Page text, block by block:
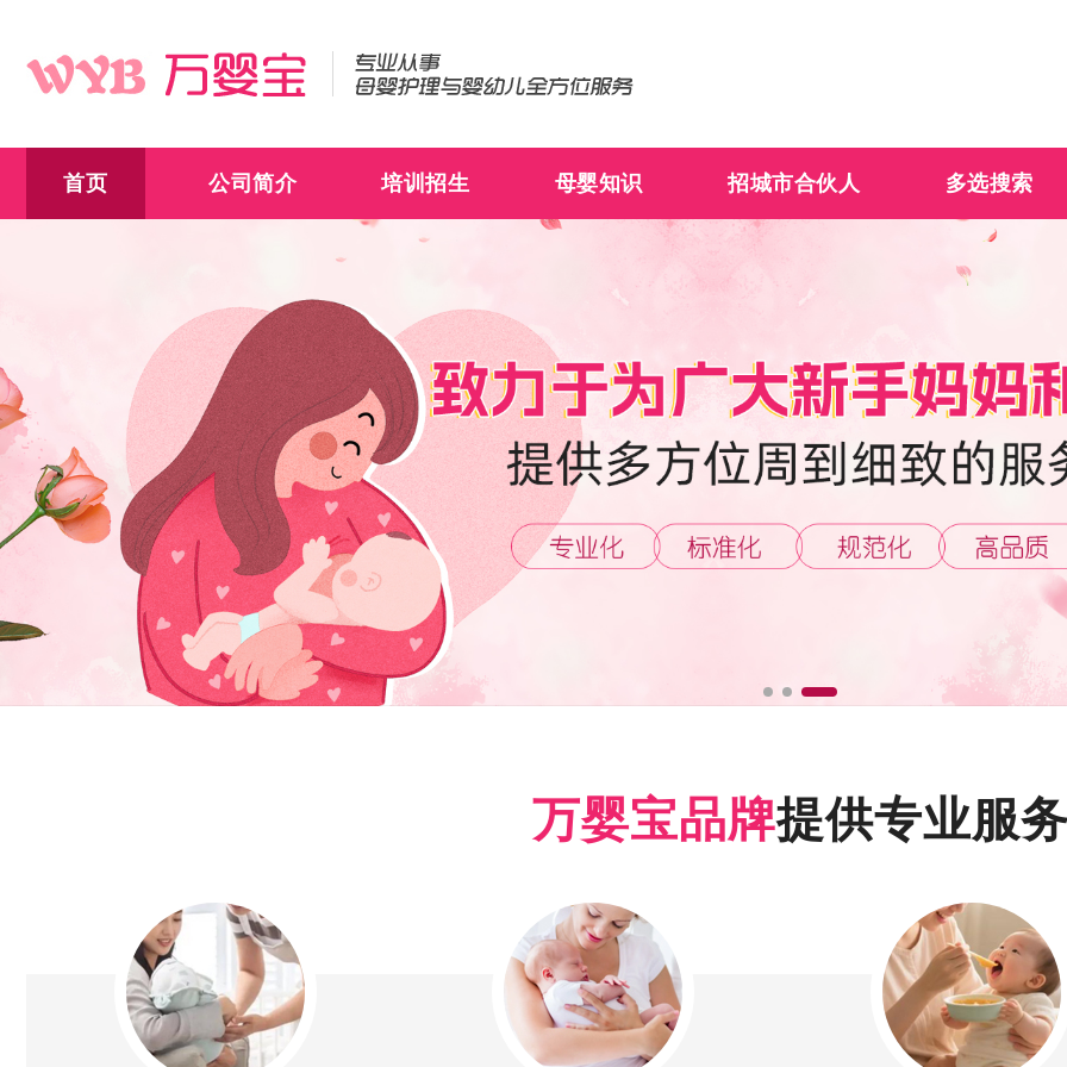
首页 公司简介 培训招生 母婴知识 招城市合伙人 多选搜索
万婴宝品牌提供专业服